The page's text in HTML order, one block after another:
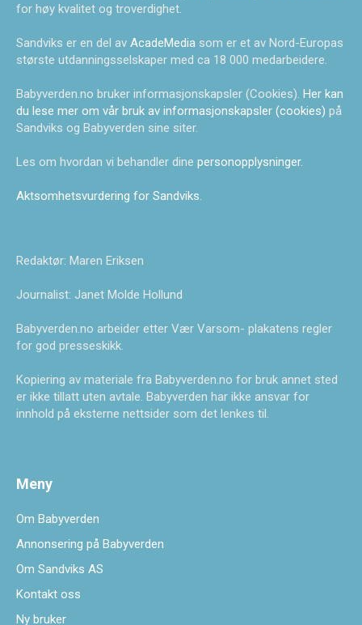
for høy kvalitet og troverdighet.
Sandviks er en del av AcadeMedia som er et av Nord-Europas
største utdanningsselskaper med ca 18 000 medarbeidere.
Babyverden.no bruker informasjonskapsler (Cookies). Her kan
du lese mer om vår bruk av informasjonskapsler (cookies) på
Sandviks og Babyverden sine siter.
Les om hvordan vi behandler dine personopplysninger.
Aktsomhetsvurdering for Sandviks.
Redaktør: Maren Eriksen
Journalist: Janet Molde Hollund
Babyverden.no arbeider etter Vær Varsom- plakatens regler
for god presseskikk.
Kopiering av materiale fra Babyverden.no for bruk annet sted
er ikke tillatt uten avtale. Babyverden har ikke ansvar for
innhold på eksterne nettsider som det lenkes til.
Meny
Om Babyverden
Annonsering på Babyverden
Om Sandviks AS
Kontakt oss
Ny bruker